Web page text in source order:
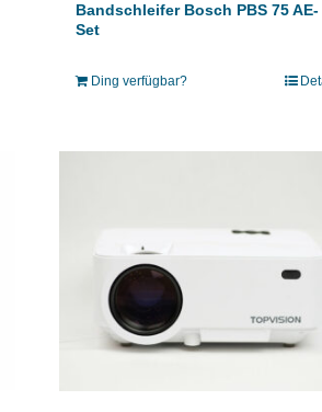
Bandschleifer Bosch PBS 75 AE-
Set
Ding verfügbar?